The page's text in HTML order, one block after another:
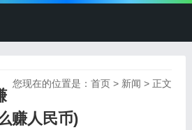
您现在的位置是：首页 > 新闻 > 正文
赚人民币)